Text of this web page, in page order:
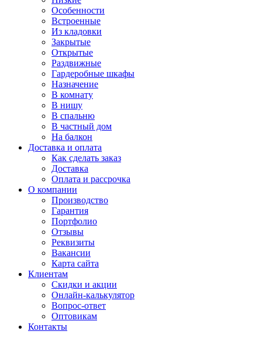
Особенности
Встроенные
Из кладовки
Закрытые
Открытые
Раздвижные
Гардеробные шкафы
Назначение
В комнату
В нишу
В спальню
В частный дом
На балкон
Доставка и оплата
Как сделать заказ
Доставка
Оплата и рассрочка
О компании
Производство
Гарантия
Портфолио
Отзывы
Реквизиты
Вакансии
Карта сайта
Клиентам
Скидки и акции
Онлайн-калькулятор
Вопрос-ответ
Оптовикам
Контакты